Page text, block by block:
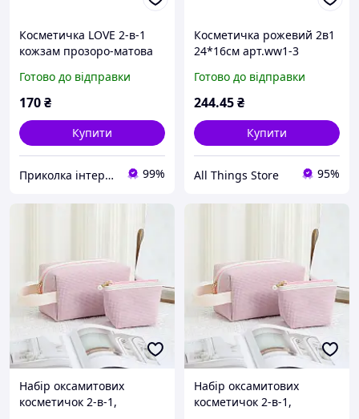
Косметичка LOVE 2-в-1
кожзам прозоро-матова
рожевий
Готово до відправки
170₴
Купити
Приколка інтернет-магазин 99%
Косметичка рожевий 2в1
24*16см арт.ww1-3
Готово до відправки
244.45₴
Купити
All Things Store 95%
Набір оксамитових
косметичок 2-в-1,
Набір оксамитових
косметичок 2-в-1,